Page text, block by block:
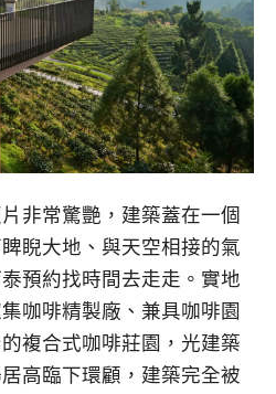
非常驚艷，建築蓋在一個
睨大地、與天空相接的氣
預約找時間去走走。實地
咖啡精製廠、兼具咖啡園
複合式咖啡莊園，光建築
高臨下環顧，建築完全被